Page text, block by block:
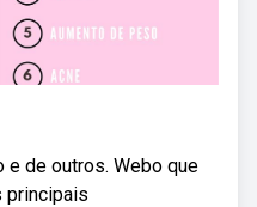
e de outros. Webo que
principais